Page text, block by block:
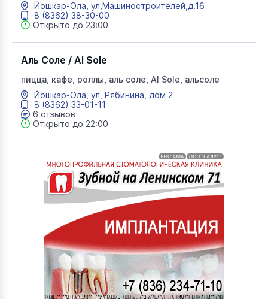
Йошкар-Ола, ул,Машиностроителей,д.16
8 (8362) 38-30-00
Открыто до 23:00
Аль Соле / Al Sole
пицца, кафе, роллы, аль соле, Al Sole, альсоле
Йошкар-Ола, ул, Рябинина, дом 2
8 (8362) 33-01-11
6 отзывов
Открыто до 22:00